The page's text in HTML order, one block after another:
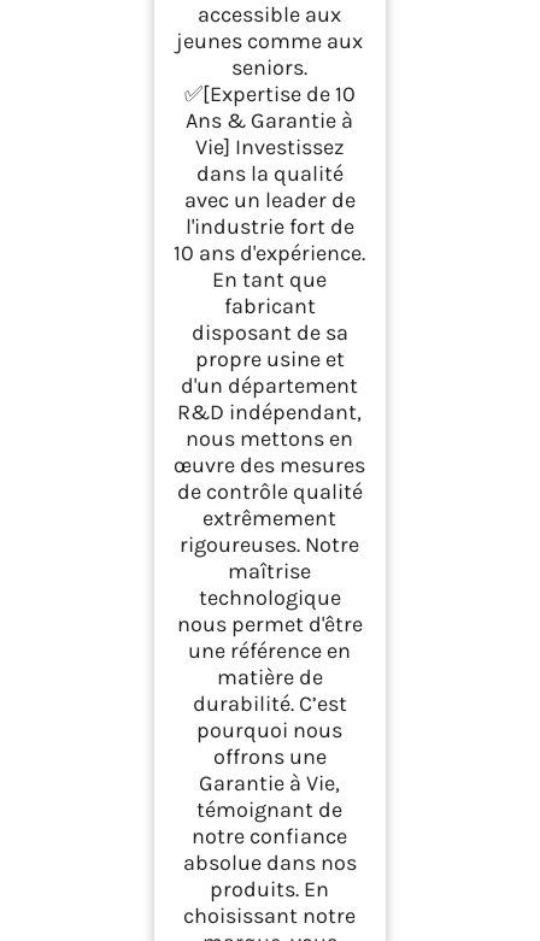
accessible aux
jeunes comme aux
seniors.
✅[Expertise de 10
Ans & Garantie à
Vie] Investissez
dans la qualité
avec un leader de
l'industrie fort de
10 ans d'expérience.
En tant que
fabricant
disposant de sa
propre usine et
d'un département
R&D indépendant,
nous mettons en
œuvre des mesures
de contrôle qualité
extrêmement
rigoureuses. Notre
maîtrise
technologique
nous permet d'être
une référence en
matière de
durabilité. C’est
pourquoi nous
offrons une
Garantie à Vie,
témoignant de
notre confiance
absolue dans nos
produits. En
choisissant notre